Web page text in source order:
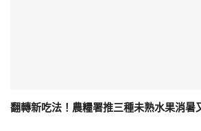
翻轉新吃法！農糧署推三種未熟水果消暑